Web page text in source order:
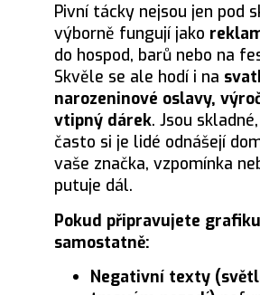
Pivní tácky nejsou jen pod
výborně fungují jako
do hospod, barů nebo na
Skvěle se ale hodí i na
narozeninové oslavy,
vtipný dárek. Jsou
často si je lidé odnášejí
vaše značka, vzpomínka
putuje dál.
Pokud připravujete grafiku
samostatně:
Negativní texty